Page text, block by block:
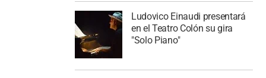
Ludovico Einaudi presentará
en el Teatro Colón su gira
"Solo Piano"